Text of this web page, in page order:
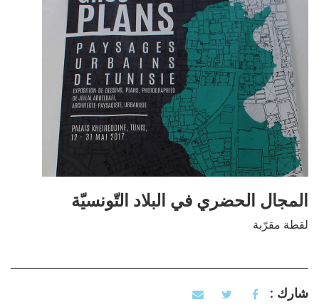
المجال الحضري في البلاد التّونسيّة
لقطة مقرّبة
شارك :